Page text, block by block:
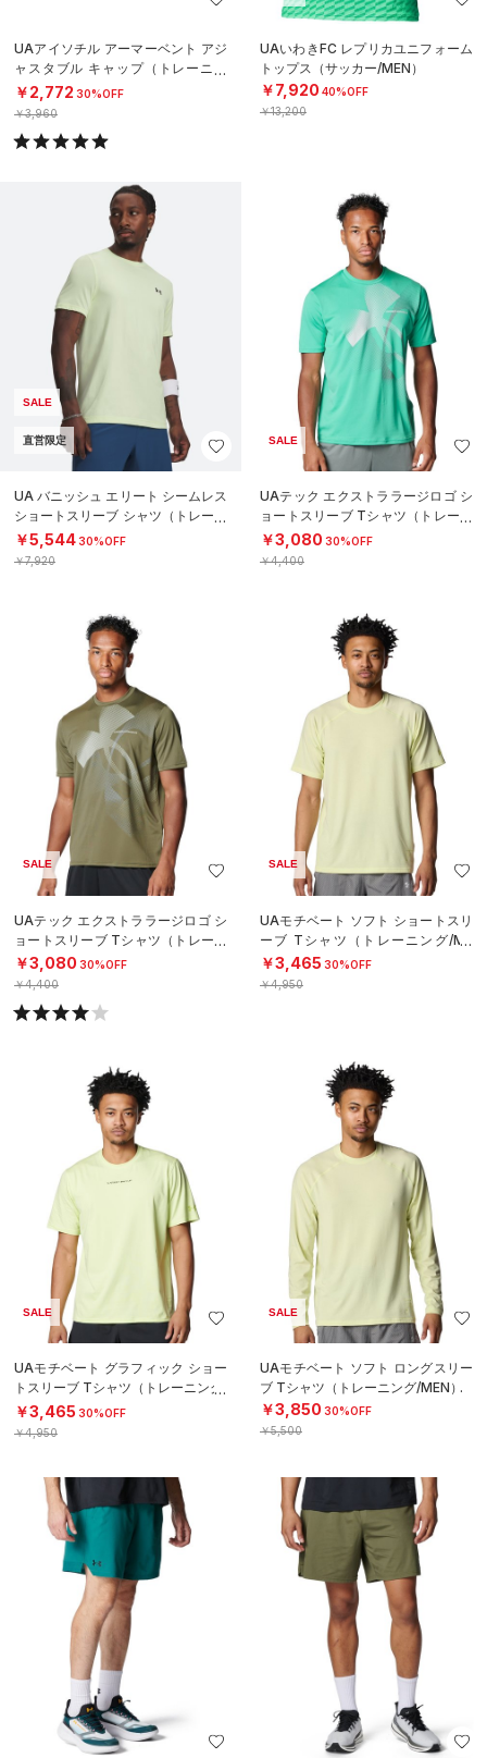
UAアイソチル アーマーベント アジ
ャスタブル キャップ（トレーニン
グ/MEN）
￥2,772 30%OFF
￥3,960
UAいわきFC レプリカユニフォーム
トップス（サッカー/MEN）
￥7,920 40%OFF
￥13,200
SALE
直営限定
UA バニッシュ エリート シームレス
ショートスリーブ シャツ（トレーニ
ング/MEN）
￥5,54430%OFF
￥7,920
SALE
UAテック エクストララージロゴ シ
ョートスリーブ Tシャツ（トレーニ
ング/MEN）
￥3,080 30%OFF
￥4,400
SALE
UAテック エクストララージロゴ シ
ョートスリーブ Tシャツ（トレーニ
ング/MEN）
￥3,080 30%OFF
￥4,400
SALE
UAモチベート ソフト ショートスリ
ーブ Tシャツ（トレーニング/ME
N）
￥3,465 30%OFF
￥4,950
SALE
UAモチベート グラフィック ショー
トスリーブ Tシャツ（トレーニング/
MEN）
￥3,465 30%OFF
￥4,950
SALE
UAモチベート ソフト ロングスリー
ブ Tシャツ（トレーニング/MEN）
￥3,850 30%OFF
￥5,500